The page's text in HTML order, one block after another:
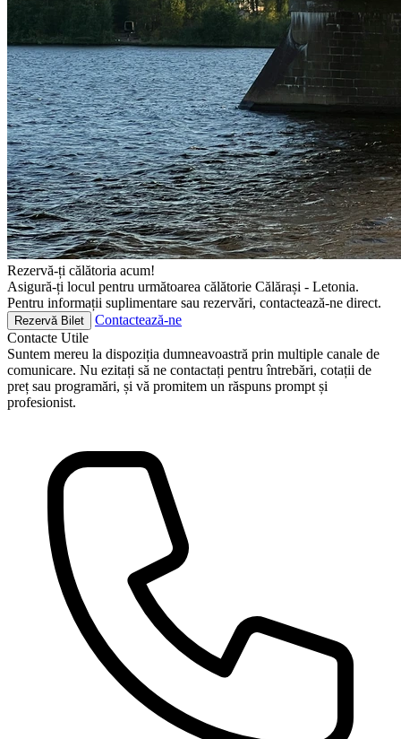
Rezervă-ți călătoria acum!
Asigură-ți locul pentru următoarea călătorie Călărași - Letonia.
Pentru informații suplimentare sau rezervări, contactează-ne direct.
Rezervă Bilet
Contactează-ne
Contacte Utile
Suntem mereu la dispoziția dumneavoastră prin multiple canale de
comunicare. Nu ezitați să ne contactați pentru întrebări, cotații de
preț sau programări, și vă promitem un răspuns prompt și
profesionist.